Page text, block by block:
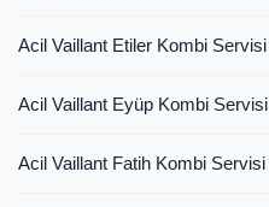
Acil Vaillant Etiler Kombi Servisi
Acil Vaillant Eyüp Kombi Servisi
Acil Vaillant Fatih Kombi Servisi